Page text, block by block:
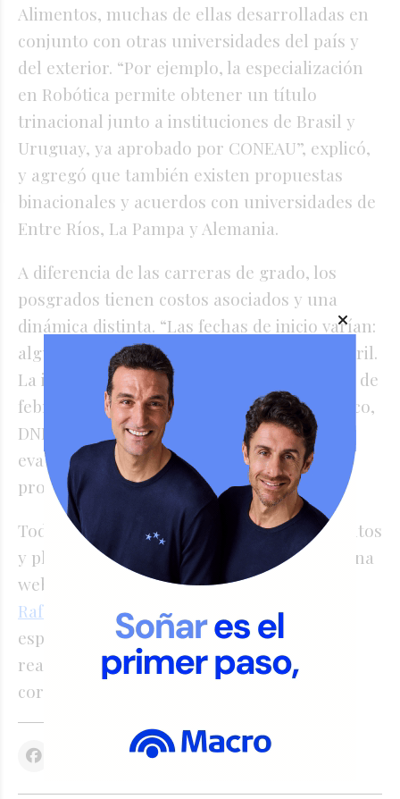
Alimentos, muchas de ellas desarrolladas en
conjunto con otras universidades del país y
del exterior. “Por ejemplo, la especialización
en Robótica permite obtener un título
trinacional junto a instituciones de Brasil y
Uruguay, ya aprobado por CONEAU”, explicó,
y agregó que también existen propuestas
binacionales y acuerdos con universidades de
Entre Ríos, La Pampa y Alemania.
A diferencia de las carreras de grado, los
posgrados tienen costos asociados y una
dinámica distinta. “Las fechas de inicio varían:
algunas comienzan en marzo y otras en abril.
La inscripción suele extenderse hasta fines de
febrero y se solicita título de grado, analítico,
DNI, CUIL y un breve currículum, que es
evaluado por el comité académico de cada
propuesta”, concluyó.
Toda la información sobre carreras, requisitos
y plazos se encuentra disponible en la página
web oficial de laUniversidad Nacional de
Rafaela
, mientras que las consultas
específicas sobre posgrados pueden
realizarse a través del correo del área
correspondiente.